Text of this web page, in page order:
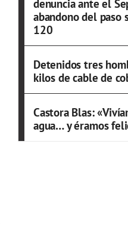
denuncia ante el
abandono del paso
120
Detenidos tres
kilos de cable de
Castora Blas:
agua… y éramos